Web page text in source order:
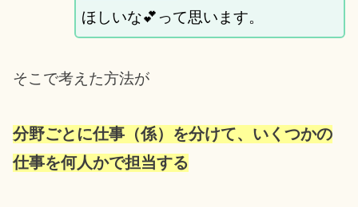
ほしいな💕って思います。
そこで考えた方法が
分野ごとに仕事（係）を分けて、いくつかの
仕事を何人かで担当する